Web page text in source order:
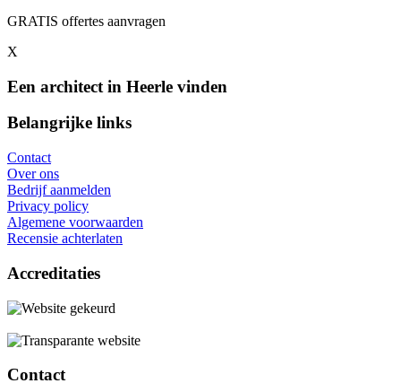
GRATIS offertes aanvragen
X
Een architect in Heerle vinden
Belangrijke links
Contact
Over ons
Bedrijf aanmelden
Privacy policy
Algemene voorwaarden
Recensie achterlaten
Accreditaties
Contact